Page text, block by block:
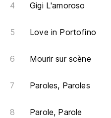
Gigi L'amoroso
Love in Portofino
Mourir sur scène
Paroles, Paroles
Parole, Parole